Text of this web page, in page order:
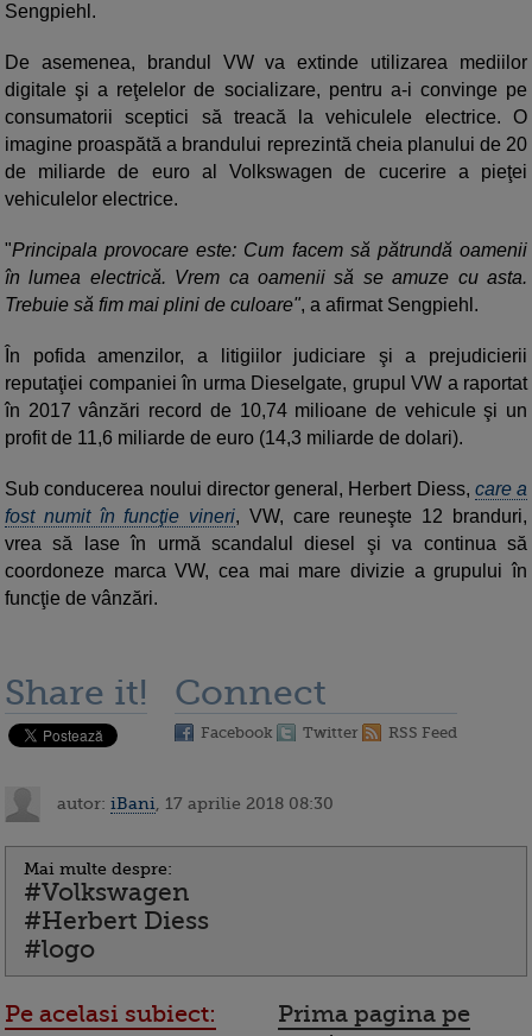
Sengpiehl.
De asemenea, brandul VW va extinde utilizarea mediilor
digitale şi a reţelelor de socializare, pentru a-i convinge pe
consumatorii sceptici să treacă la vehiculele electrice. O
imagine proaspătă a brandului reprezintă cheia planului de 20
de miliarde de euro al Volkswagen de cucerire a pieţei
vehiculelor electrice.
"Principala provocare este: Cum facem să pătrundă oamenii
în lumea electrică. Vrem ca oamenii să se amuze cu asta.
Trebuie să fim mai plini de culoare", a afirmat Sengpiehl.
În pofida amenzilor, a litigiilor judiciare şi a prejudicierii
reputaţiei companiei în urma Dieselgate, grupul VW a raportat
în 2017 vânzări record de 10,74 milioane de vehicule şi un
profit de 11,6 miliarde de euro (14,3 miliarde de dolari).
Sub conducerea noului director general, Herbert Diess, care a
fost numit în funcţie vineri, VW, care reuneşte 12 branduri,
vrea să lase în urmă scandalul diesel şi va continua să
coordoneze marca VW, cea mai mare divizie a grupului în
funcţie de vânzări.
Share it! Connect
Facebook Twitter RSS Feed
autor: iBani , 17 aprilie 2018 08:30
Mai multe despre:
#Volkswagen
#Herbert Diess
#logo
Pe acelasi subiect:
Prima pagina pe